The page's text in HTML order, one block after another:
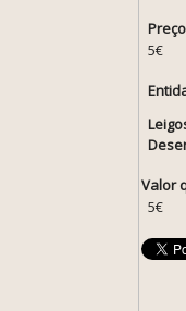
5€
Valor
5€